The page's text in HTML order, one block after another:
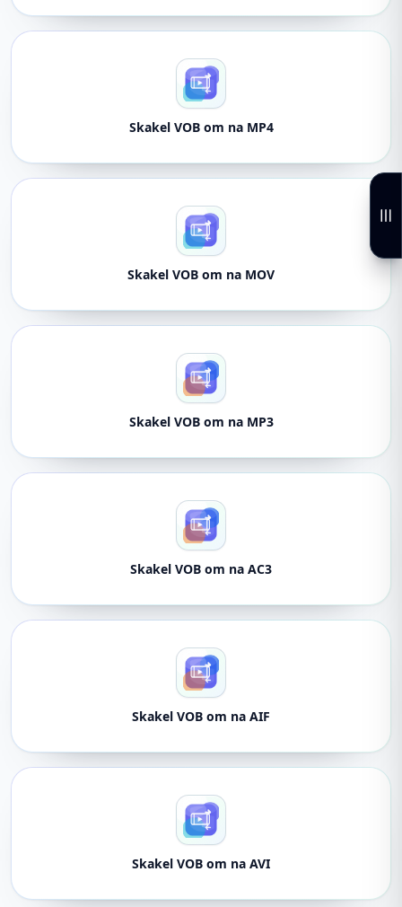
Skakel VOB om na MP4
Skakel VOB om na MOV
Skakel VOB om na MP3
Skakel VOB om na AC3
Skakel VOB om na AIF
Skakel VOB om na AVI